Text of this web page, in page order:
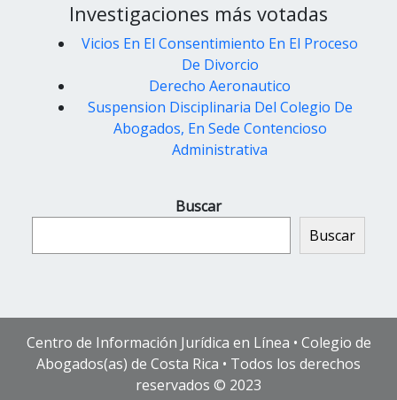
Investigaciones más votadas
Vicios En El Consentimiento En El Proceso
De Divorcio
Derecho Aeronautico
Suspension Disciplinaria Del Colegio De
Abogados, En Sede Contencioso
Administrativa
Buscar
Buscar
Centro de Información Jurídica en Línea • Colegio de
Abogados(as) de Costa Rica • Todos los derechos
reservados © 2023